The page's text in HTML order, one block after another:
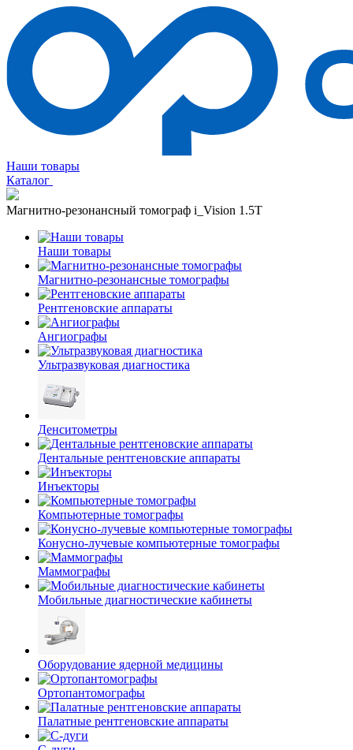
Наши товары
Каталог
Магнитно-резонансный томограф i_Vision 1.5T
Наши товары
Магнитно-резонансные томографы
Рентгеновские аппараты
Ангиографы
Ультразвуковая диагностика
Денситометры
Дентальные рентгеновские аппараты
Инъекторы
Компьютерные томографы
Конусно-лучевые компьютерные томографы
Маммографы
Мобильные диагностические кабинеты
Оборудование ядерной медицины
Ортопантомографы
Палатные рентгеновские аппараты